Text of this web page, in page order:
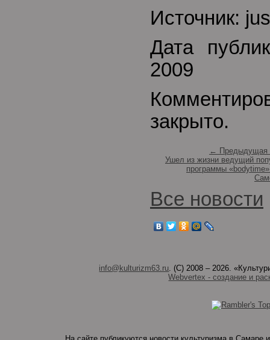
Источник:
Дата
2009
закрыто.
← Предыдущая
Ушел из жизни ведущий
программы
Все новости
info@kulturizm63.ru. (C) 2008 – 2026.
Webvertex - создание и